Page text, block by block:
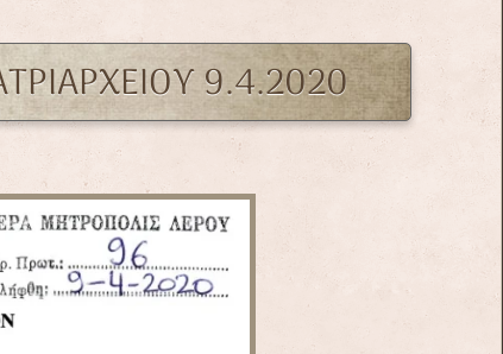
9.4.2020